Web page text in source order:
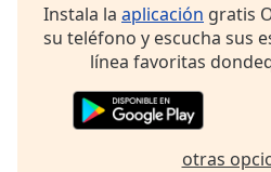
Instala la aplicación gratis
su teléfono y escucha sus
línea favoritas
otras